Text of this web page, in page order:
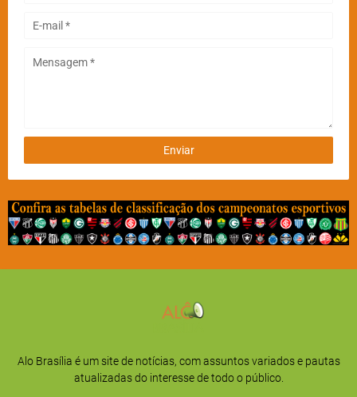
Alo Brasília é um site de notícias, com assuntos variados e pautas
atualizadas do interesse de todo o público.